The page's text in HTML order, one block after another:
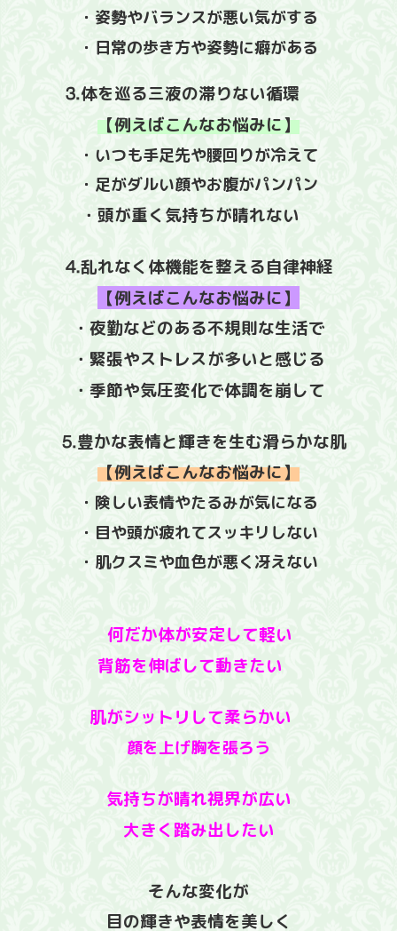
・姿勢やバランスが悪い気がする
・日常の歩き方や姿勢に癖がある
⒊体を巡る三液の滞りない循環
【例えばこんなお悩みに】
・いつも手足先や腰回りが冷えて
・足がダルい顔やお腹がパンパン
・頭が重く気持ちが晴れない
⒋乱れなく体機能を整える自律神経
【例えばこんなお悩みに】
・夜勤などのある不規則な生活で
・緊張やストレスが多いと感じる
・季節や気圧変化で体調を崩して
⒌豊かな表情と輝きを生む滑らかな肌
【例えばこんなお悩みに】
・険しい表情やたるみが気になる
・目や頭が疲れてスッキリしない
・肌クスミや血色が悪く冴えない
何だか体が安定して軽い
背筋を伸ばして動きたい
肌がシットリして柔らかい
顔を上げ胸を張ろう
気持ちが晴れ視界が広い
大きく踏み出したい
そんな変化が
目の輝きや表情を美しく